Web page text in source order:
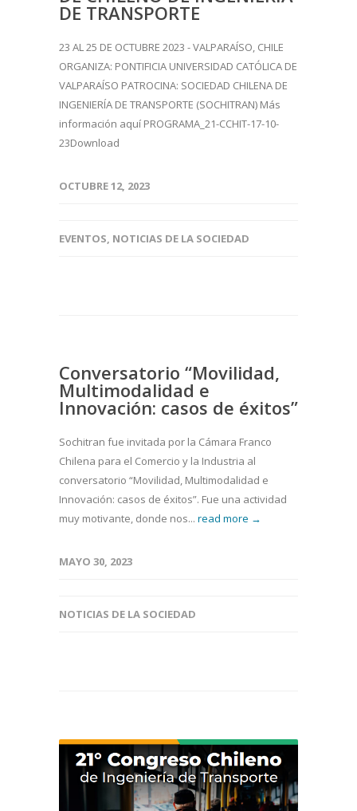
DE TRANSPORTE
23 AL 25 DE OCTUBRE 2023 - VALPARAÍSO, CHILE
ORGANIZA: PONTIFICIA UNIVERSIDAD CATÓLICA DE
VALPARAÍSO PATROCINA: SOCIEDAD CHILENA DE
INGENIERÍA DE TRANSPORTE (SOCHITRAN) Más
información aquí PROGRAMA_21-CCHIT-17-10-
23Download
OCTUBRE 12, 2023
EVENTOS, NOTICIAS DE LA SOCIEDAD
Conversatorio “Movilidad,
Multimodalidad e
Innovación: casos de éxitos”
Sochitran fue invitada por la Cámara Franco
Chilena para el Comercio y la Industria al
conversatorio “Movilidad, Multimodalidad e
Innovación: casos de éxitos”. Fue una actividad
muy motivante, donde nos... read more →
MAYO 30, 2023
NOTICIAS DE LA SOCIEDAD